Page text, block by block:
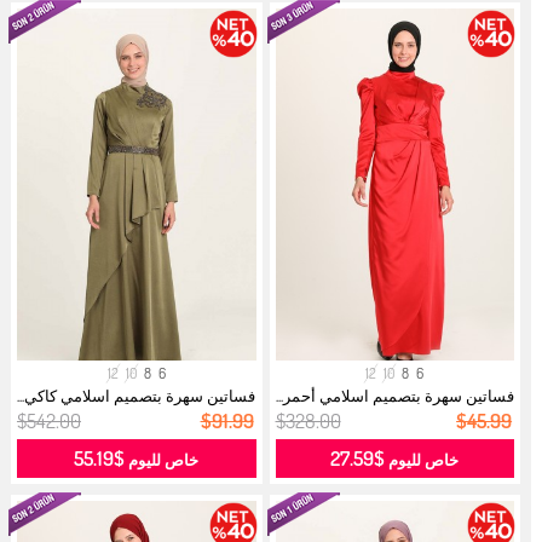
6
8
10
12
فساتين سهرة بتصميم اسلامي أحمر...
$328.00 $45.99
خاص لليوم $27.59
6
8
10
12
فساتين سهرة بتصميم اسلامي كاكي...
$542.00 $91.99
خاص لليوم $55.19